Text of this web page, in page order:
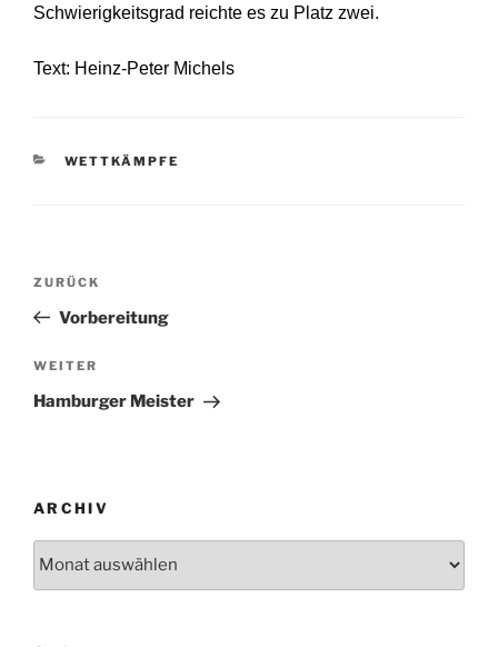
Schwierigkeitsgrad reichte es zu Platz zwei.
Text: Heinz-Peter Michels
KATEGORIEN
WETTKÄMPFE
Beitragsnavigation
Vorheriger
Beitrag
ZURÜCK
Vorbereitung
Nächster
Beitrag
WEITER
Hamburger Meister
ARCHIV